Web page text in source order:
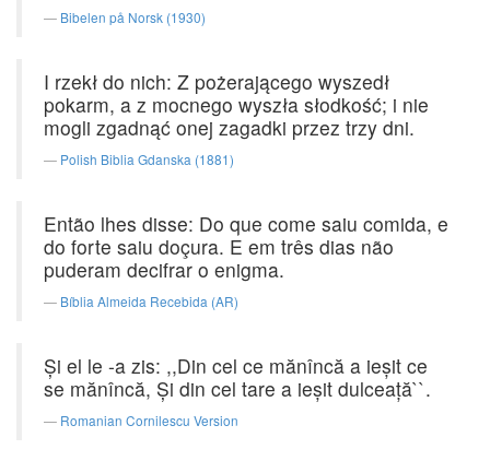
Bibelen på Norsk (1930)
I rzekł do nich: Z pożerającego wyszedł
pokarm, a z mocnego wyszła słodkość; i nie
mogli zgadnąć onej zagadki przez trzy dni.
Polish Biblia Gdanska (1881)
Então lhes disse: Do que come saiu comida, e
do forte saiu doçura. E em três dias não
puderam decifrar o enigma.
Bíblia Almeida Recebida (AR)
Şi el le -a zis: ,,Din cel ce mănîncă a ieşit ce
se mănîncă, Şi din cel tare a ieşit dulceaţă``.
Romanian Cornilescu Version